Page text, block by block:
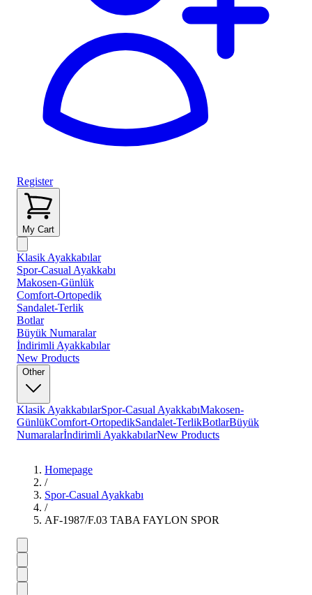
Register
My Cart
Klasik Ayakkabılar
Spor-Casual Ayakkabı
Makosen-Günlük
Comfort-Ortopedik
Sandalet-Terlik
Botlar
Büyük Numaralar
İndirimli Ayakkabılar
New Products
Other
Klasik AyakkabılarSpor-Casual AyakkabıMakosen-
GünlükComfort-OrtopedikSandalet-TerlikBotlarBüyük
Numaralarİndirimli AyakkabılarNew Products
Homepage
/
Spor-Casual Ayakkabı
/
AF-1987/F.03 TABA FAYLON SPOR